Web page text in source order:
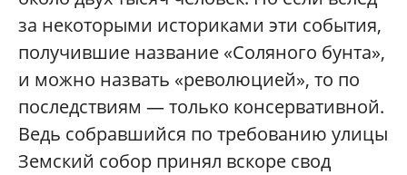
за некоторыми историками эти события,
получившие название «Соляного бунта»,
и можно назвать «революцией», то по
последствиям — только консервативной.
Ведь собравшийся по требованию улицы
Земский собор принял вскоре свод